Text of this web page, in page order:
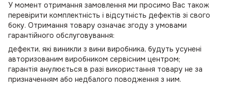
У момент отримання замовлення ми просимо Вас також
перевірити комплектність і відсутність дефектів зі свого
боку. Отримання товару означає згоду з умовами
гарантійного обслуговування:
дефекти, які виникли з вини виробника, будуть усунені
авторизованим виробником сервісним центром;
гарантія анулюється в разі використання товару не за
призначенням або недбалого поводження з ним.